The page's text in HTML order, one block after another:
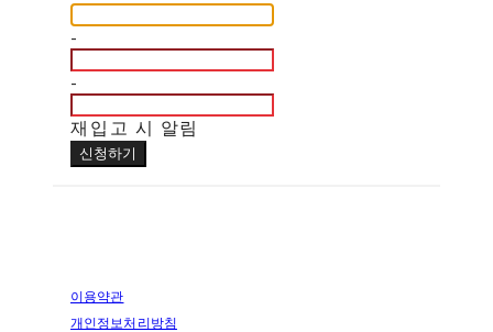
-
-
재입고 시 알림
신청하기
이용약관
개인정보처리방침